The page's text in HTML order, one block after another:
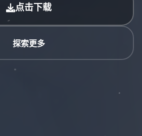
点击下载
探索更多